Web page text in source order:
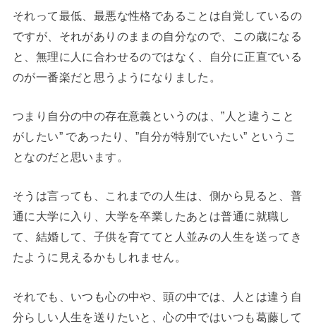
それって最低、最悪な性格であることは自覚しているの
ですが、それがありのままの自分なので、この歳になる
と、無理に人に合わせるのではなく、自分に正直でいる
のが一番楽だと思うようになりました。
つまり自分の中の存在意義というのは、”人と違うこと
がしたい” であったり、”自分が特別でいたい” というこ
となのだと思います。
そうは言っても、これまでの人生は、側から見ると、普
通に大学に入り、大学を卒業したあとは普通に就職し
て、結婚して、子供を育ててと人並みの人生を送ってき
たように見えるかもしれません。
それでも、いつも心の中や、頭の中では、人とは違う自
分らしい人生を送りたいと、心の中ではいつも葛藤して